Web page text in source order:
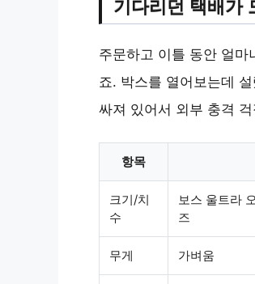
기다리던 택배가
주문하고 이틀 동안 얼
죠. 박스를 열어보는데
싸져 있어서 외부 충격
항목
크기/치
수
보스 울트라
즈
무게 가벼움